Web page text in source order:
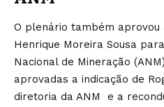
O plenário também aprovou
Henrique Moreira Sousa
Nacional de Mineração
aprovadas a indicação de
diretoria da ANM e a